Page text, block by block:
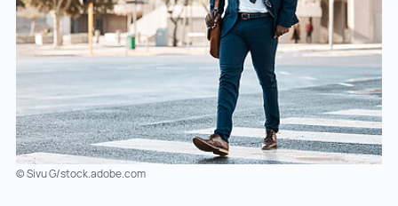
© Sivu G/stock.adobe.com